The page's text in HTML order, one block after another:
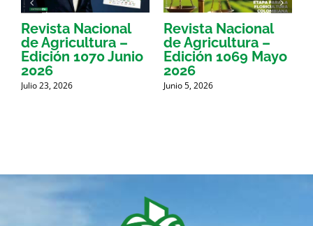
Revista Nacional
de Agricultura –
Edición 1070 Junio
2026
Julio 23, 2026
Revista Nacional
de Agricultura –
Edición 1069 Mayo
2026
Junio 5, 2026